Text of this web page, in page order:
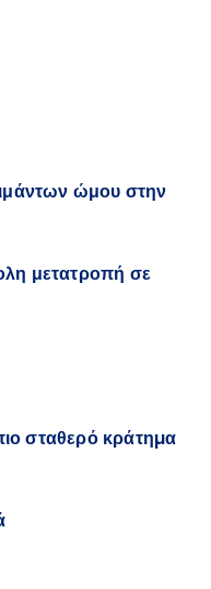
ώμου στην
μετατροπή σε
σταθερό κράτηµα